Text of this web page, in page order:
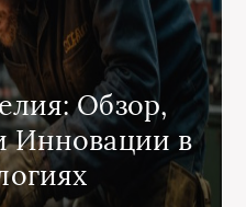
Обзор,
Инновации в